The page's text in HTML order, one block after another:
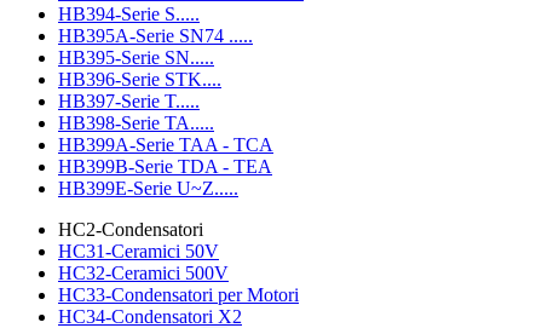
HB394-Serie S.....
HB395A-Serie SN74 .....
HB395-Serie SN.....
HB396-Serie STK....
HB397-Serie T.....
HB398-Serie TA.....
HB399A-Serie TAA - TCA
HB399B-Serie TDA - TEA
HB399E-Serie U~Z.....
HC2-Condensatori
HC31-Ceramici 50V
HC32-Ceramici 500V
HC33-Condensatori per Motori
HC34-Condensatori X2